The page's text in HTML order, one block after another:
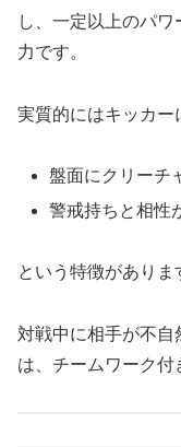
し、一定以上のパ
力です。
実質的にはキッカー
盤面にクリーチ
警戒持ちと相性
という特徴がありま
対戦中に相手が不
は、チームワーク付